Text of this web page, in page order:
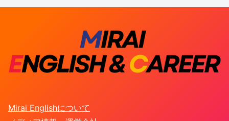
Mirai Englishについて